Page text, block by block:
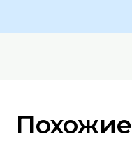
Похожие